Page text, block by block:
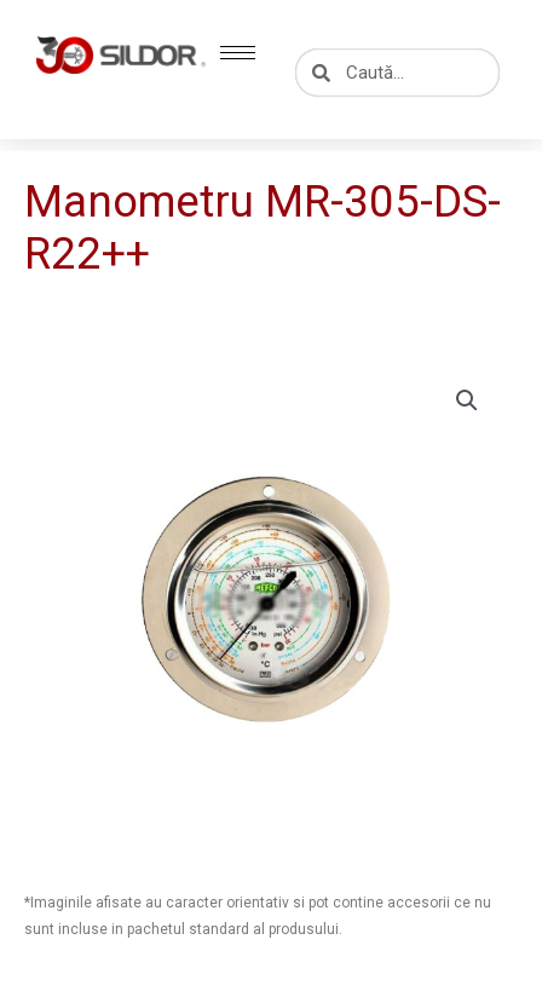
content
CautăCaută
Manometru MR-305-DS-
R22++
*Imaginile afisate au caracter orientativ si pot contine accesorii ce nu
sunt incluse in pachetul standard al produsului.